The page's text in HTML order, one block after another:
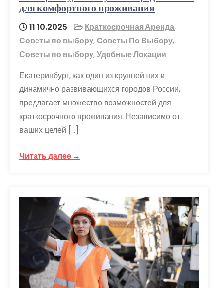
для комфортного проживания
11.10.2025 Краткосрочная Аренда,
Советы по выбору,Советы По Выбору,
Советы по выбору,Удобные Локации
Екатеринбург, как один из крупнейших и
динамично развивающихся городов России,
предлагает множество возможностей для
краткосрочного проживания. Независимо от
ваших целей […]
Читать далее →